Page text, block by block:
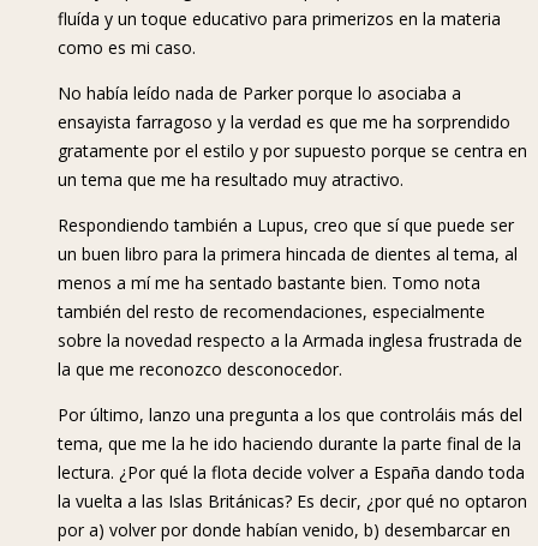
fluída y un toque educativo para primerizos en la materia
como es mi caso.
No había leído nada de Parker porque lo asociaba a
ensayista farragoso y la verdad es que me ha sorprendido
gratamente por el estilo y por supuesto porque se centra en
un tema que me ha resultado muy atractivo.
Respondiendo también a Lupus, creo que sí que puede ser
un buen libro para la primera hincada de dientes al tema, al
menos a mí me ha sentado bastante bien. Tomo nota
también del resto de recomendaciones, especialmente
sobre la novedad respecto a la Armada inglesa frustrada de
la que me reconozco desconocedor.
Por último, lanzo una pregunta a los que controláis más del
tema, que me la he ido haciendo durante la parte final de la
lectura. ¿Por qué la flota decide volver a España dando toda
la vuelta a las Islas Británicas? Es decir, ¿por qué no optaron
por a) volver por donde habían venido, b) desembarcar en